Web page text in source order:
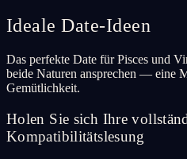
Ideale Date-Ideen
Das perfekte Date für Pisces und
beide Naturen ansprechen — eine
Gemütlichkeit.
Holen Sie sich Ihre
Kompatibilitätslesung